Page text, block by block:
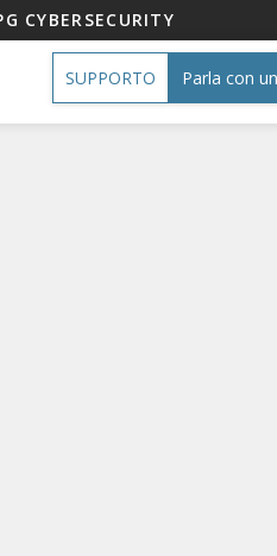
CYBERSECURITY
SUPPORTO Parla con